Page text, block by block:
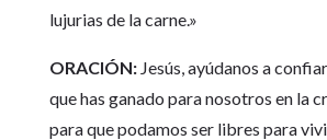
lujurias de la carne.»
ORACIÓN:Jesús, ayúdanos a
que has ganado para nosotros en la
para que podamos ser libres para